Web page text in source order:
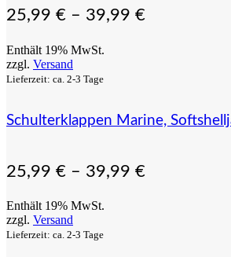
25,99 € – 39,99 €
Enthält 19% MwSt.
zzgl. Versand
Lieferzeit: ca. 2-3 Tage
Schulterklappen Marine,
25,99 € – 39,99 €
Enthält 19% MwSt.
zzgl. Versand
Lieferzeit: ca. 2-3 Tage